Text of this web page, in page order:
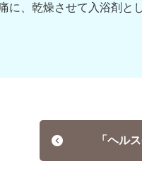
に、乾燥させて入浴剤と
「ヘル